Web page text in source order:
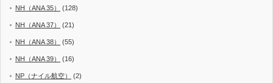
NH（ANA 35） (128)
NH（ANA 37） (21)
NH（ANA 38） (55)
NH（ANA 39） (16)
NP（ナイル航空） (2)